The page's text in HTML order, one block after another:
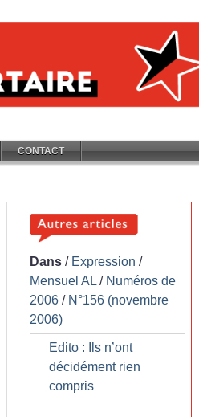
CONTACT
Dans / Expression /
Mensuel AL / Numéros de
2006 / N°156 (novembre
2006)
Edito : Ils n’ont
décidément rien
compris